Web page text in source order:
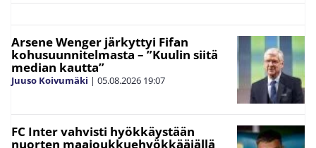
Arsene Wenger järkyttyi Fifan
kohusuunnitelmasta – ”Kuulin siitä
median kautta”
Juuso Koivumäki | 05.08.2026 19:07
FC Inter vahvisti hyökkäystään
nuorten maajoukkuehyökkääjällä